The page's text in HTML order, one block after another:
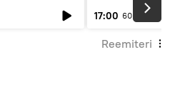
17:00 60 min
Reemiteri